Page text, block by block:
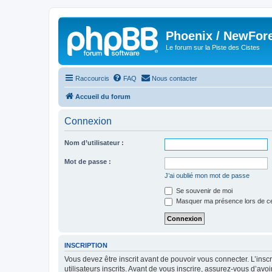
Phoenix /
Le forum sur la Piste des Cistes
Raccourcis FAQ Nous contacter
Accueil du forum
Connexion
Nom d’utilisateur :
Mot de passe :
J’ai oublié mon mot de passe
Se souvenir de moi
Masquer ma présence lors de
INSCRIPTION
Vous devez être inscrit avant de pouvoir vous connecter.
utilisateurs inscrits. Avant de vous inscrire, assurez-vous